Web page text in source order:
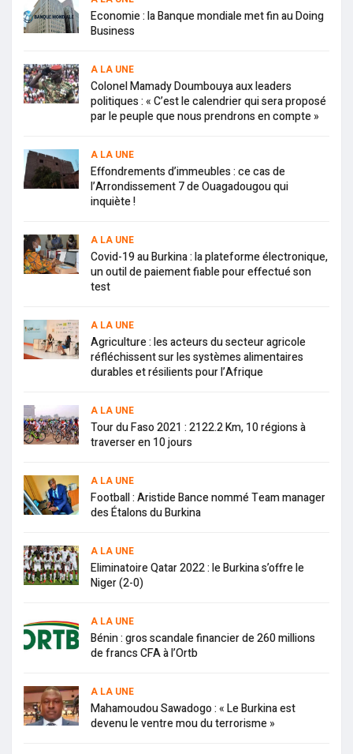
Economie : la Banque mondiale met fin au Doing
Business
A LA UNE
Colonel Mamady Doumbouya aux leaders
politiques : « C’est le calendrier qui sera proposé
par le peuple que nous prendrons en compte »
A LA UNE
Effondrements d’immeubles : ce cas de
l’Arrondissement 7 de Ouagadougou qui
inquiète !
A LA UNE
Covid-19 au Burkina : la plateforme électronique,
un outil de paiement fiable pour effectué son
test
A LA UNE
Agriculture : les acteurs du secteur agricole
réfléchissent sur les systèmes alimentaires
durables et résilients pour l’Afrique
A LA UNE
Tour du Faso 2021 : 2122.2 Km, 10 régions à
traverser en 10 jours
A LA UNE
Football : Aristide Bance nommé Team manager
des Étalons du Burkina
A LA UNE
Eliminatoire Qatar 2022 : le Burkina s’offre le
Niger (2-0)
A LA UNE
Bénin : gros scandale financier de 260 millions
de francs CFA à l’Ortb
A LA UNE
Mahamoudou Sawadogo : « Le Burkina est
devenu le ventre mou du terrorisme »